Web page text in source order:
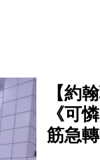
【約
《可
筋急